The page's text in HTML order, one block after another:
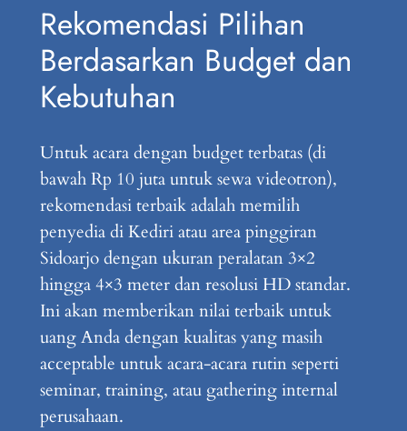
Rekomendasi Pilihan
Berdasarkan Budget dan
Kebutuhan
Untuk acara dengan budget terbatas (di
bawah Rp 10 juta untuk sewa videotron),
rekomendasi terbaik adalah memilih
penyedia di Kediri atau area pinggiran
Sidoarjo dengan ukuran peralatan 3×2
hingga 4×3 meter dan resolusi HD standar.
Ini akan memberikan nilai terbaik untuk
uang Anda dengan kualitas yang masih
acceptable untuk acara-acara rutin seperti
seminar, training, atau gathering internal
perusahaan.